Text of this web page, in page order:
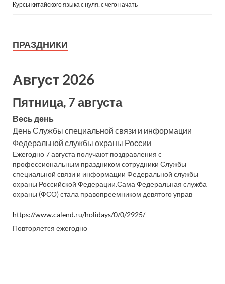
Курсы китайского языка с нуля: с чего начать
ПРАЗДНИКИ
Август 2026
Пятница, 7 августа
Весь день
День Службы специальной связи и информации
Федеральной службы охраны России
Ежегодно 7 августа получают поздравления с
профессиональным праздником сотрудники Службы
специальной связи и информации Федеральной службы
охраны Российской Федерации.Сама Федеральная служба
охраны (ФСО) стала правопреемником девятого управ
https://www.calend.ru/holidays/0/0/2925/
Повторяется ежегодно